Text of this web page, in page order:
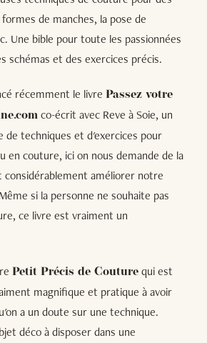
de manches, la pose de
Une bible pour toute les passionnées
schémas et des exercices précis.
récemment le livre Passez votre
co-écrit avec Reve à Soie, un
de techniques et d'exercices pour
en couture, ici on nous demande de la
considérablement améliorer notre
si la personne ne souhaite pas
ce livre est vraiment un
Petit Précis de Couture qui est
magnifique et pratique à avoir
a un doute sur une technique.
déco à disposer dans une